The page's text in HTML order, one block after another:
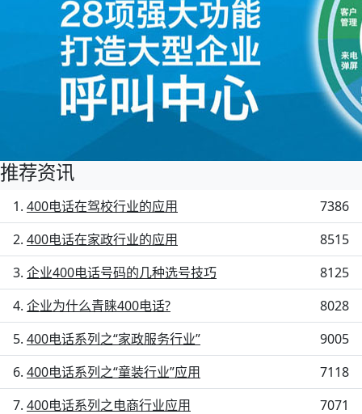
推荐资讯
400电话在驾校行业的应用
7386
400电话在家政行业的应用
8515
企业400电话号码的几种选号技巧
8125
企业为什么青睐400电话?
8028
400电话系列之“家政服务行业”
9005
400电话系列之“童装行业”应用
7118
400电话系列之电商行业应用
7071